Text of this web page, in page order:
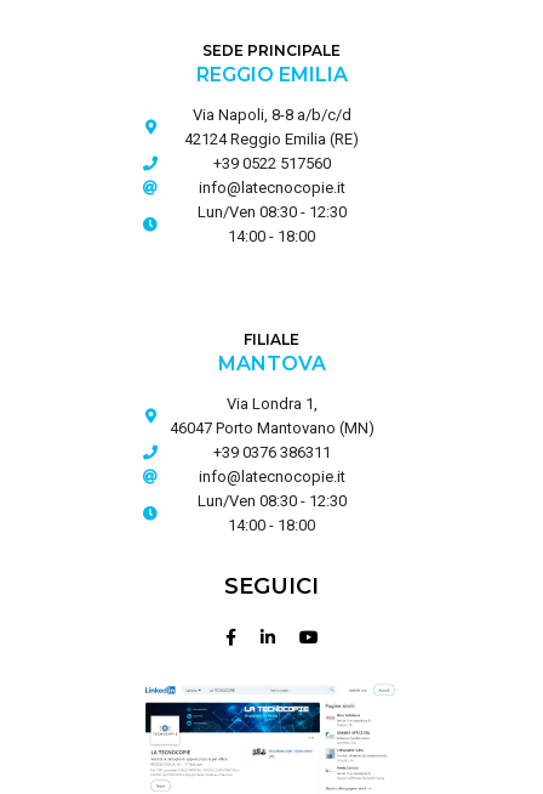
SEDE PRINCIPALE
REGGIO EMILIA
Via Napoli, 8-8 a/b/c/d
42124 Reggio Emilia (RE)
+39 0522 517560
info@latecnocopie.it
Lun/Ven 08:30 - 12:30
14:00 - 18:00
FILIALE
MANTOVA
Via Londra 1,
46047 Porto Mantovano (MN)
+39 0376 386311
info@latecnocopie.it
Lun/Ven 08:30 - 12:30
14:00 - 18:00
SEGUICI